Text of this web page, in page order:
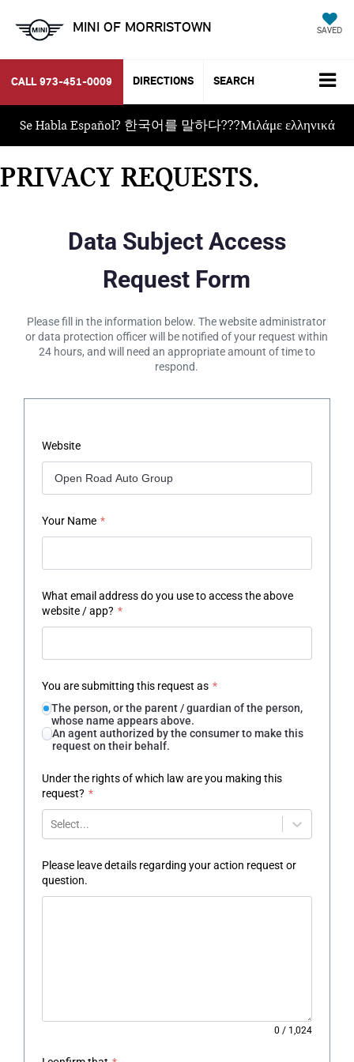
MINI OF MORRISTOWN SAVED
CALL 973-451-0009 DIRECTIONS SEARCH
Se Habla Español? 한국어를 말하다???Μιλάμε ελληνικά
PRIVACY REQUESTS